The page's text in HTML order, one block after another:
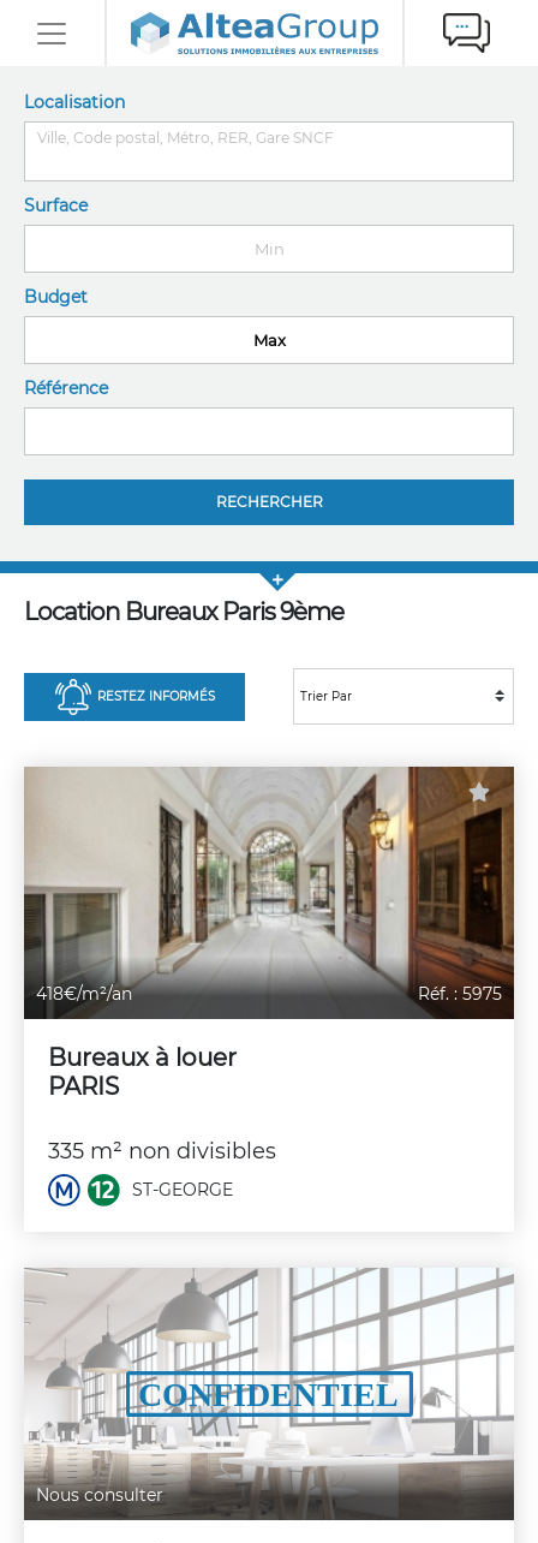
Localisation
Surface
Budget
Référence
Location Bureaux Paris 9ème
RESTEZ INFORMÉS
418€/m²/an Réf. : 5975
Bureaux à louer
PARIS
335 m² non divisibles
ST-GEORGE
Nous consulter